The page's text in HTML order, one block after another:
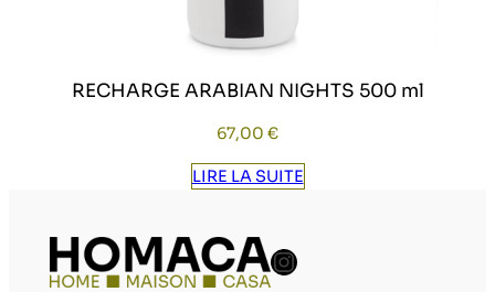
RECHARGE ARABIAN NIGHTS 500 ml
67,00 €
LIRE LA SUITE
Compte